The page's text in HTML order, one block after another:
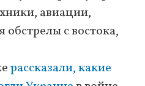
авиации,
с востока,
рассказали, какие